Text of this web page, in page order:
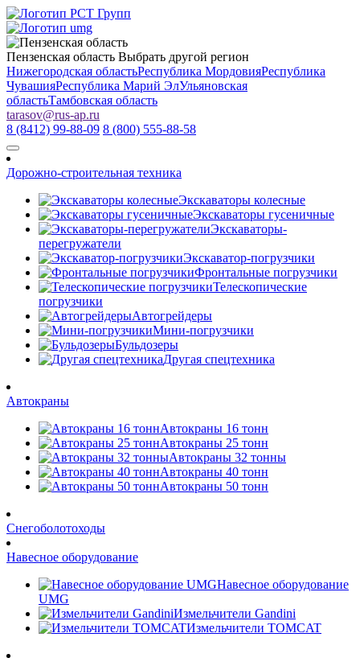
Пензенская область Выбрать другой регион
Нижегородская областьРеспублика МордовияРеспублика
ЧувашияРеспублика Марий ЭлУльяновская
областьТамбовская область
tarasov@rus-ap.ru
8 (8412) 99-88-09 8 (800) 555-88-58
Дорожно-строительная техника
Экскаваторы колесные
Экскаваторы гусеничные
Экскаваторы-
перегружатели
Экскаватор-погрузчики
Фронтальные погрузчики
Телескопические
погрузчики
Автогрейдеры
Мини-погрузчики
Бульдозеры
Другая спецтехника
Автокраны
Автокраны 16 тонн
Автокраны 25 тонн
Автокраны 32 тонны
Автокраны 40 тонн
Автокраны 50 тонн
Снегоболотоходы
Навесное оборудование
Навесное оборудование
UMG
Измельчители Gandini
Измельчители TOMCAT